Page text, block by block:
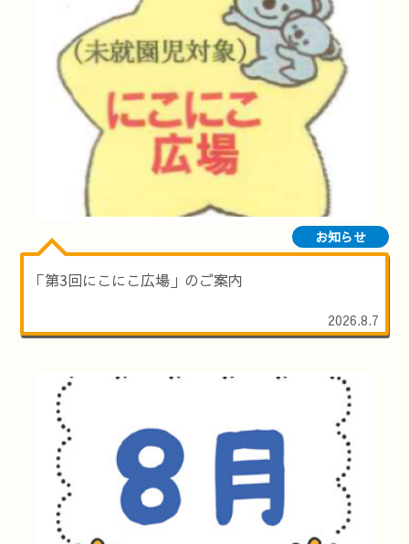
お知らせ
「第3回にこにこ広場」のご案内
2026.8.7